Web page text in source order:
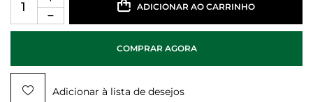
ADICIONAR AO CARRINHO
COMPRAR AGORA
Adicionar à lista de desejos